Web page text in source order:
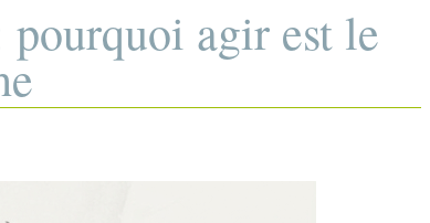
pourquoi agir est le